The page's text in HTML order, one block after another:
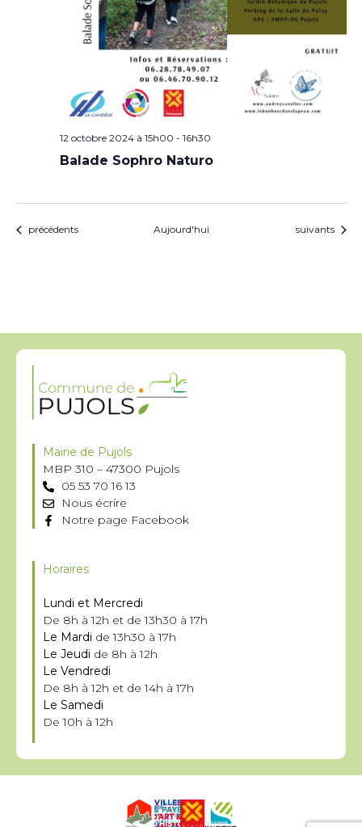
12 octobre 2024 à 15h00 - 16h30
Balade Sophro Naturo
Évènements
précédents Aujourd'hui Évènements
suivants
Mairie de Pujols
MBP 310 – 47300 Pujols
05 53 70 16 13
Nous écrire
Notre page Facebook
Horaires
Lundi et Mercredi
De 8h à 12h et de 13h30 à 17h
Le Mardi de 13h30 à 17h
Le Jeudi de 8h à 12h
Le Vendredi
De 8h à 12h et de 14h à 17h
Le Samedi
De 10h à 12h